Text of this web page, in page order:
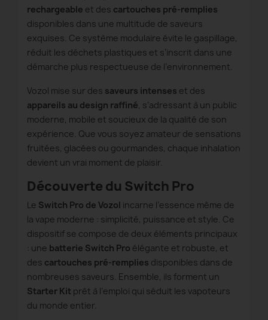
rechargeable et des cartouches pré-remplies
disponibles dans une multitude de saveurs
exquises. Ce système modulaire évite le gaspillage,
réduit les déchets plastiques et s’inscrit dans une
démarche plus respectueuse de l’environnement.
Vozol mise sur des saveurs intenses et des
appareils au design raffiné, s’adressant à un public
moderne, mobile et soucieux de la qualité de son
expérience. Que vous soyez amateur de sensations
fruitées, glacées ou gourmandes, chaque inhalation
devient un vrai moment de plaisir.
Découverte du Switch Pro
Le Switch Pro de Vozol incarne l’essence même de
la vape moderne : simplicité, puissance et style. Ce
dispositif se compose de deux éléments principaux
: une batterie Switch Pro élégante et robuste, et
des cartouches pré-remplies disponibles dans de
nombreuses saveurs. Ensemble, ils forment un
Starter Kit prêt à l’emploi qui séduit les vapoteurs
du monde entier.